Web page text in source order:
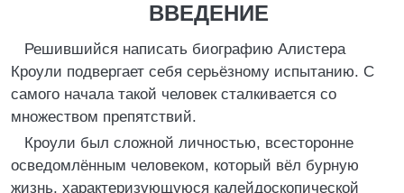
ВВЕДЕНИЕ
Решившийся написать биографию Алистера
Кроули подвергает себя серьёзному испытанию. С
самого начала такой человек сталкивается со
множеством препятствий.
Кроули был сложной личностью, всесторонне
осведомлённым человеком, который вёл бурную
жизнь, характеризующуюся калейдоскопической